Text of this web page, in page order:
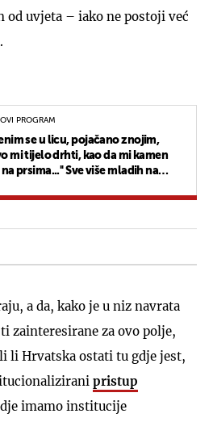
od uvjeta – iako ne postoji već
PROGRAM
se u licu, pojačano znojim,
mi tijelo drhti, kao da mi kamen
prsima...'' Sve više mladih na
a da, kako je u niz navrata
zainteresirane za ovo polje,
li Hrvatska ostati tu gdje jest,
pristup
imamo institucije